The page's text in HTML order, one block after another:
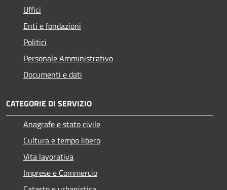
Uffici
Enti e fondazioni
Politici
Personale Amministrativo
Documenti e dati
CATEGORIE DI SERVIZIO
Anagrafe e stato civile
Cultura e tempo libero
Vita lavorativa
Imprese e Commercio